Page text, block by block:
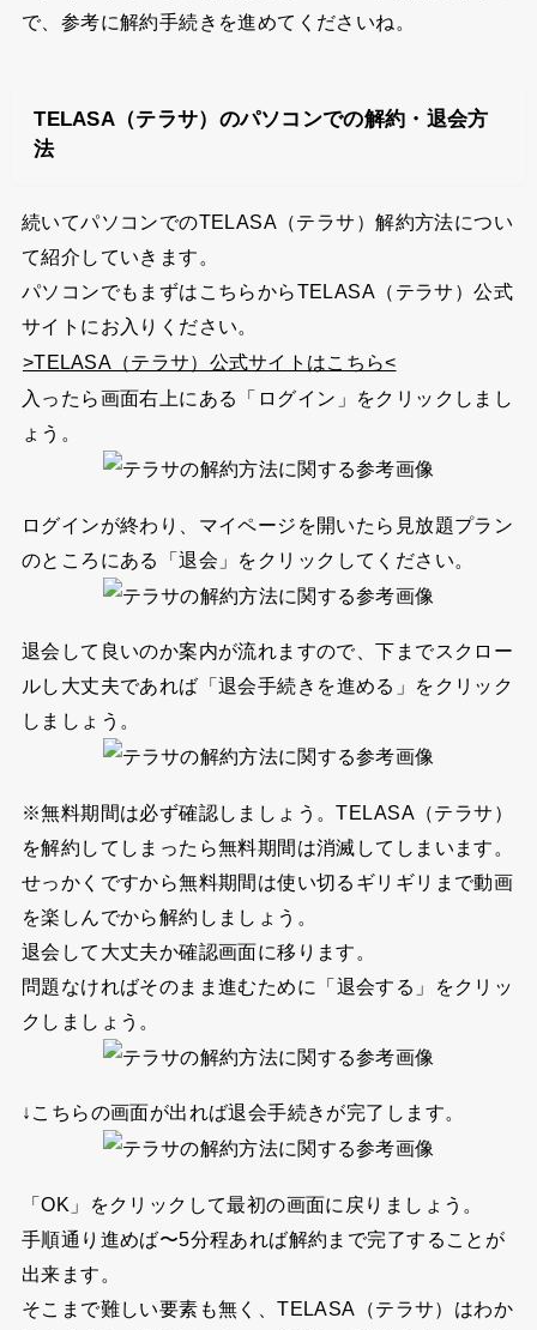
で、参考に解約手続きを進めてくださいね。
TELASA（テラサ）のパソコンでの解約・退会方
法
続いてパソコンでのTELASA（テラサ）解約方法につい
て紹介していきます。
パソコンでもまずはこちらからTELASA（テラサ）公式
サイトにお入りください。
>TELASA（テラサ）公式サイトはこちら<
入ったら画面右上にある
「ログイン」
をクリックしまし
ょう。
ログインが終わり、マイページを開いたら見放題プラン
のところにある
「退会」 をクリックしてください。
退会して良いのか案内が流れますので、下までスクロー
ルし大丈夫であれば 「退会手続きを進める」
をクリック
しましょう。
※無料期間は必ず確認しましょう。TELASA（テラサ）
を解約してしまったら無料期間は消滅してしまいます。
せっかくですから無料期間は使い切るギリギリまで動画
を楽しんでから解約しましょう。
退会して大丈夫か確認画面に移ります。
問題なければそのまま進むために
「退会する」
をクリッ
クしましょう。
↓こちらの画面が出れば退会手続きが完了します。
「OK」をクリックして最初の画面に戻りましょう。
手順通り進めば〜5分程あれば解約まで完了することが
出来ます。
そこまで難しい要素も無く、TELASA（テラサ）はわか